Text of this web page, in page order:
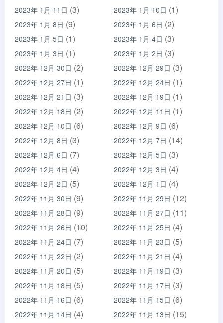
2023年 1月 11日 (3) 2023年 1月 10日 (1)
2023年 1月 8日 (9) 2023年 1月 6日 (2)
2023年 1月 5日 (1) 2023年 1月 4日 (3)
2023年 1月 3日 (1) 2023年 1月 2日 (3)
2022年 12月 30日 (2) 2022年 12月 29日 (3)
2022年 12月 27日 (1) 2022年 12月 24日 (1)
2022年 12月 21日 (3) 2022年 12月 19日 (1)
2022年 12月 18日 (2) 2022年 12月 11日 (1)
2022年 12月 10日 (6) 2022年 12月 9日 (6)
2022年 12月 8日 (3) 2022年 12月 7日 (14)
2022年 12月 6日 (7) 2022年 12月 5日 (3)
2022年 12月 4日 (4) 2022年 12月 3日 (4)
2022年 12月 2日 (5) 2022年 12月 1日 (4)
2022年 11月 30日 (9) 2022年 11月 29日 (12)
2022年 11月 28日 (9) 2022年 11月 27日 (11)
2022年 11月 26日 (10) 2022年 11月 25日 (4)
2022年 11月 24日 (7) 2022年 11月 23日 (5)
2022年 11月 22日 (2) 2022年 11月 21日 (4)
2022年 11月 20日 (5) 2022年 11月 19日 (3)
2022年 11月 18日 (5) 2022年 11月 17日 (3)
2022年 11月 16日 (6) 2022年 11月 15日 (6)
2022年 11月 14日 (4) 2022年 11月 13日 (15)